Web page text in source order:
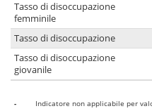
Tasso di disoccupazione
femminile
Tasso di disoccupazione
Tasso di disoccupazione
giovanile
-
Indicatore non applicabile per